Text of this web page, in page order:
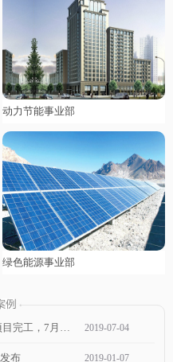
动力节能事业部
绿色能源事业部
2019-07-04
布 2019-01-07